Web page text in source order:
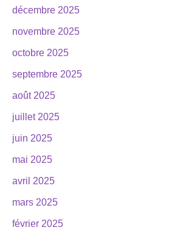
décembre 2025
novembre 2025
octobre 2025
septembre 2025
août 2025
juillet 2025
juin 2025
mai 2025
avril 2025
mars 2025
février 2025